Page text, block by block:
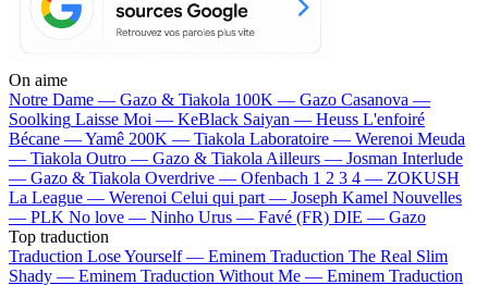
On aime
Notre Dame — Gazo & Tiakola 100K — Gazo Casanova —
Soolking Laisse Moi — KeBlack Saiyan — Heuss L'enfoiré
Bécane —Yamê 200K — Tiakola Laboratoire — Werenoi Meuda
— Tiakola Outro — Gazo & Tiakola Ailleurs — Josman Interlude
— Gazo & Tiakola Overdrive — Ofenbach 1 2 3 4 — ZOKUSH
La League — Werenoi Celui qui part — Joseph Kamel Nouvelles
— PLK No love — Ninho Urus — Favé (FR) DIE — Gazo
Top traduction
Traduction Lose Yourself — Eminem Traduction The Real Slim
Shady — Eminem Traduction Without Me — Eminem Traduction